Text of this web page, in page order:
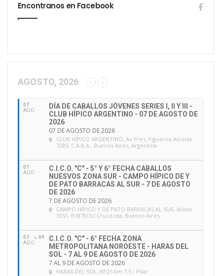
s
e
c
ó
a
Encontranos en Facebook
AGOSTO, 2026
07
AGO
DÍA DE CABALLOS JÓVENES SERIES I, II Y III -
CLUB HÍPICO ARGENTINO - 07 DE AGOSTO DE
2026
07 DE AGOSTO DE 2026
CLUB HÍPICO ARGENTINO, Av Pres. Figueroa Alcorta
7285, C.A.B.A., Buenos Aires, Argentina
07
AGO
C.I.C.O. "C" - 5° Y 6° FECHA CABALLOS
NUESVOS ZONA SUR - CAMPO HÍPICO DE Y
DE PATO BARRACAS AL SUR - 7 DE AGOSTO
DE 2026
7 DE AGOSTO DE 2026
CAMPO HÍPICO Y DE PATO BARRACAS AL SUR, Alsina
1051, B1870CIU Crucecita, Buenos Aires
07
AGO
09
C.I.C.O. "C" - 6° FECHA ZONA
METROPOLITANA NOROESTE - HARAS DEL
SOL - 7 AL 9 DE AGOSTO DE 2026
7 AL 9 DE AGOSTO DE 2026
HARAS DEL SOL, RP25 km 7,5 - Pilar